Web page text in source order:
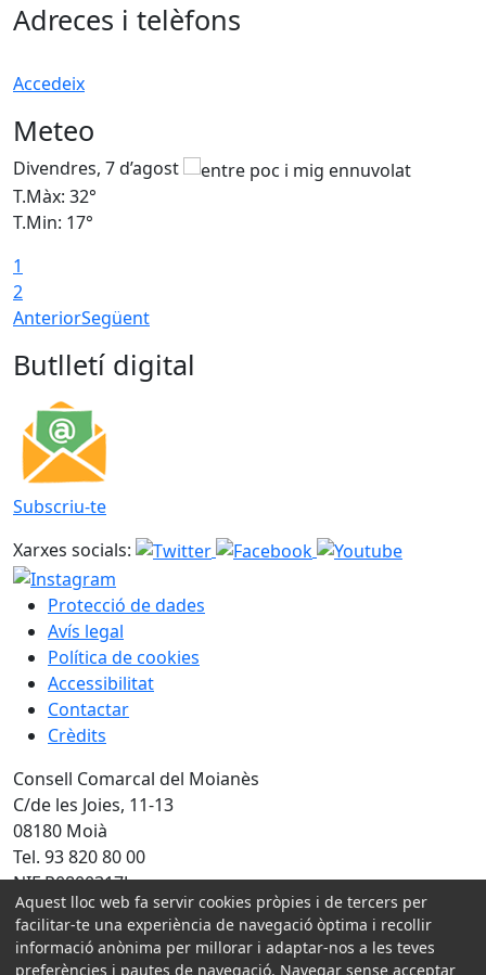
Adreces i telèfons
Accedeix
Meteo
Divendres, 7 d’agost
T.Màx: 32°
T.Min: 17°
1
2
AnteriorSegüent
Butlletí digital
Subscriu-te
Xarxes socials:
Protecció de dades
Avís legal
Política de cookies
Accessibilitat
Contactar
Crèdits
Consell Comarcal del Moianès
C/de les Joies, 11-13
08180 Moià
Tel. 93 820 80 00
NIF P0800317J
Amb la col·laboració de:
Aquest lloc web fa servir cookies pròpies i de tercers per
facilitar-te una experiència de navegació òptima i recollir
informació anònima per millorar i adaptar-nos a les teves
preferències i pautes de navegació. Navegar sense acceptar